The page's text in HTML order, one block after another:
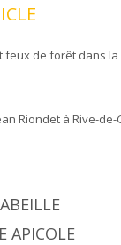
feux de forêt dans la
Riondet à Rive-de-
APICOLE